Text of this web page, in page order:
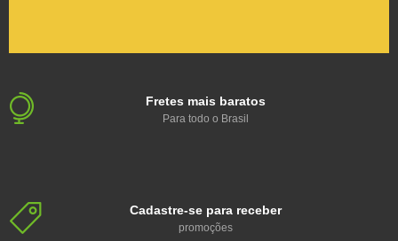
Fretes mais baratos
Para todo o Brasil
Cadastre-se para receber
promoções